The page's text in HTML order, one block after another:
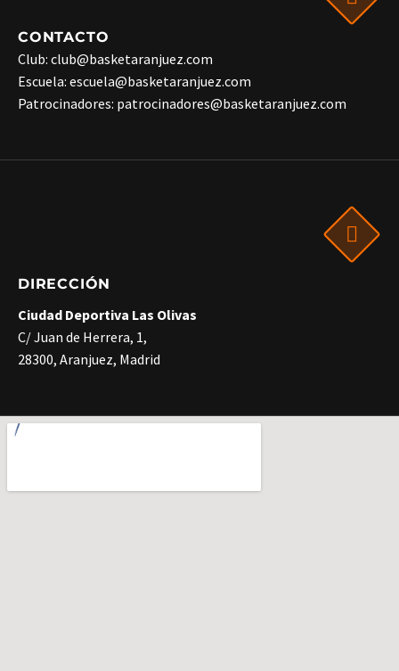
CONTACTO
Club: club@basketaranjuez.com
Escuela: escuela@basketaranjuez.com
Patrocinadores: patrocinadores@basketaranjuez.com
DIRECCIÓN
Ciudad Deportiva Las Olivas
C/ Juan de Herrera, 1,
28300, Aranjuez, Madrid